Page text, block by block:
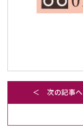
＜ 次の記事へ